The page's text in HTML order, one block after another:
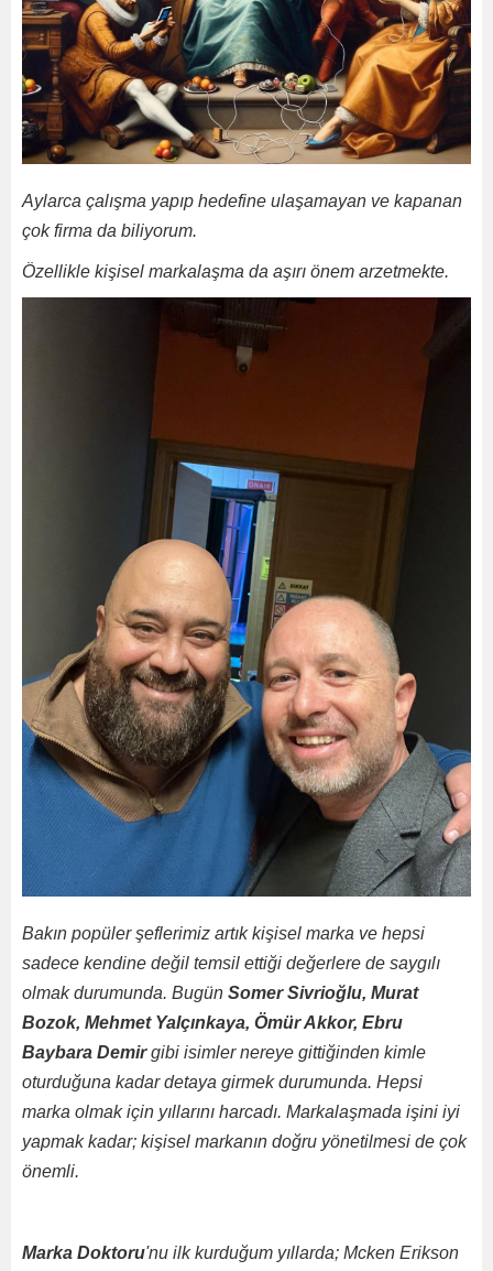
Aylarca çalışma yapıp hedefine ulaşamayan ve kapanan
çok firma da biliyorum.
Özellikle kişisel markalaşma da aşırı önem arzetmekte.
Bakın popüler şeflerimiz artık kişisel marka ve hepsi
sadece kendine değil temsil ettiği değerlere de saygılı
olmak durumunda. Bugün Somer Sivrioğlu, Murat
Bozok, Mehmet Yalçınkaya, Ömür Akkor, Ebru
Baybara Demirgibi isimler nereye gittiğinden kimle
oturduğuna kadar detaya girmek durumunda. Hepsi
marka olmak için yıllarını harcadı. Markalaşmada işini iyi
yapmak kadar; kişisel markanın doğru yönetilmesi de çok
önemli.
Marka Doktoru'nu ilk kurduğum yıllarda; Mcken Erikson